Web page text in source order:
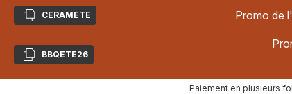
CopierCERAMETE Promo de
CopierBBQETE26
Paiement en plusieurs